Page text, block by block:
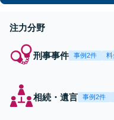
注力分野
刑事事件 事例2件 料
相続・遺言 事例2件